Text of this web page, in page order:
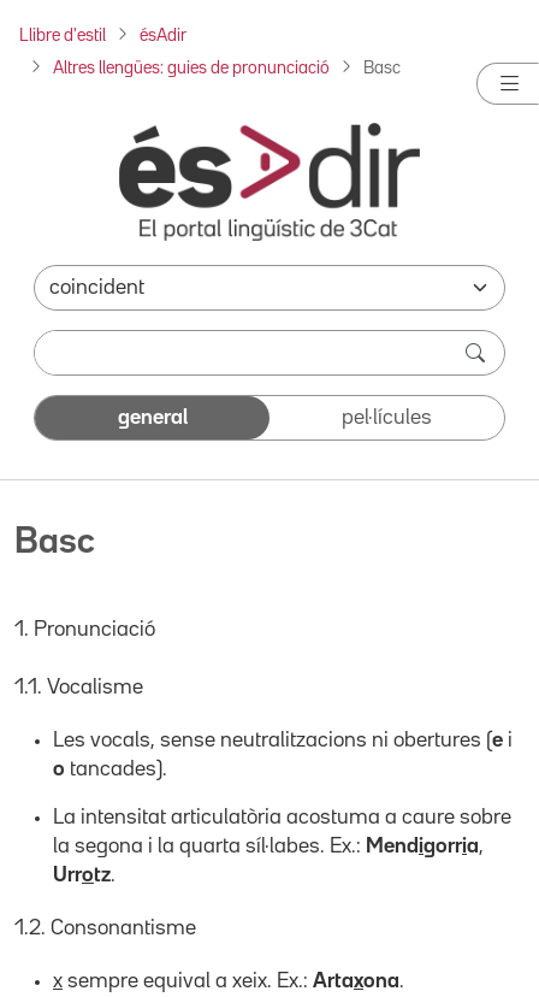
Llibre d'estil ésAdir
Altres llengües: guies de pronunciació Basc
general pel·lícules
Basc
1. Pronunciació
1.1. Vocalisme
Les vocals, sense neutralitzacions ni obertures (e i
o tancades).
La intensitat articulatòria acostuma a caure sobre
la segona i la quarta síl·labes. Ex.: Mend igorria,
Urro tz.
1.2. Consonantisme
x sempre equival a xeix. Ex.: Artaxona.